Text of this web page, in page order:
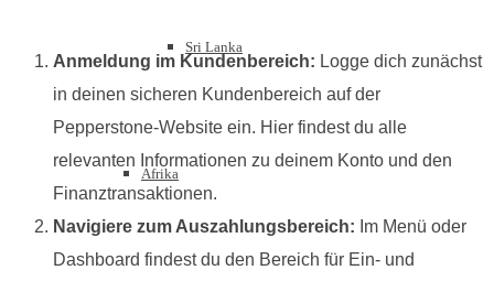
Sri Lanka
Afrika
Anmeldung im Kundenbereich: Logge dich zunächst
in deinen sicheren Kundenbereich auf der
Pepperstone-Website ein. Hier findest du alle
relevanten Informationen zu deinem Konto und den
Finanztransaktionen.
Navigiere zum Auszahlungsbereich: Im Menü oder
Dashboard findest du den Bereich für Ein- und